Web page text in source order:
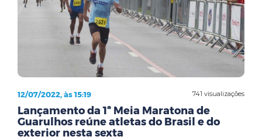
741 visualizações
12/07/2022, às 15:19
Lançamento da 1ª Meia Maratona de
Guarulhos reúne atletas do Brasil e do
exterior nesta sexta